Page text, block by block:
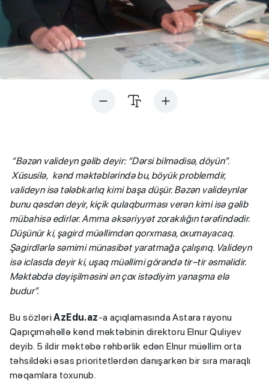
“Bəzən valideyn gəlib deyir: “Dərsi bilmədisə, döyün”.
Xüsusilə, kənd məktəblərində bu, böyük problemdir,
valideyn isə tələbkarlıq kimi başa düşür. Bəzən valideynlər
bunu qəsdən deyir, kiçik qulaqburması verən kimi isə gəlib
mübahisə edirlər. Amma əksəriyyət zorakılığın tərəfindədir.
Düşünür ki, şagird müəllimdən qorxmasa, oxumayacaq.
Şagirdlərlə səmimi münasibət yaratmağa çalışırıq. Valideyn
isə iclasda deyir ki, uşaq müəllimi görəndə tir–tir əsməlidir.
Məktəbdə dəyişilməsini ən çox istədiyim yanaşma elə
budur”.
Bu sözləriAzEdu.az-a açıqlamasında Astara rayonu
Qapıçıməhəllə kənd məktəbinin direktoru Elnur Quliyev
deyib. 5 ildir məktəbə rəhbərlik edən Elnur müəllim orta
təhsildəki əsas prioritetlərdən danışarkən bir sıra maraqlı
məqamlara toxunub.